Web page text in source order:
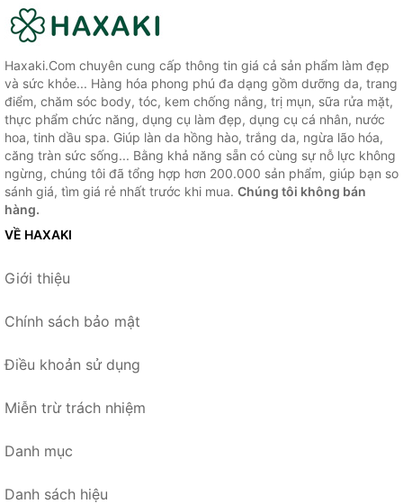
Haxaki.Com chuyên cung cấp thông tin giá cả sản phẩm làm đẹp
và sức khỏe... Hàng hóa phong phú đa dạng gồm dưỡng da, trang
điểm, chăm sóc body, tóc, kem chống nắng, trị mụn, sữa rửa mặt,
thực phẩm chức năng, dụng cụ làm đẹp, dụng cụ cá nhân, nước
hoa, tinh dầu spa. Giúp làn da hồng hào, trắng da, ngừa lão hóa,
căng tràn sức sống... Bằng khả năng sẵn có cùng sự nỗ lực không
ngừng, chúng tôi đã tổng hợp hơn 200.000 sản phẩm, giúp bạn so
sánh giá, tìm giá rẻ nhất trước khi mua. Chúng tôi không bán
hàng.
VỀ HAXAKI
Giới thiệu
Chính sách bảo mật
Điều khoản sử dụng
Miễn trừ trách nhiệm
Danh mục
Danh sách hiệu